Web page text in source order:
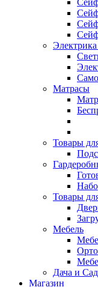
Матрасы
Товары
Товары
Мебель
Дача и Сад
Магазин